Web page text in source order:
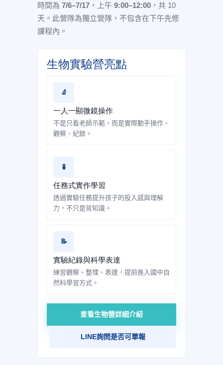
時間為 7/6–7/17 ，上午 9:00–12:00 ，共 10
天。此營隊為獨立營隊，不包含在下午先修
課程內。
生物實驗營亮點
🔬
一人一顯微鏡操作
不是只看老師示範，而是實際動手操作、
觀察、紀錄。
🧪
任務式實作學習
透過實驗任務提升孩子的投入感與理解
力，不只是背知識。
📝
實驗紀錄與科學表達
練習觀察、整理、表達，提前進入國中自
然科學習方式。
查看生物營詳細介紹
LINE詢問是否可單報